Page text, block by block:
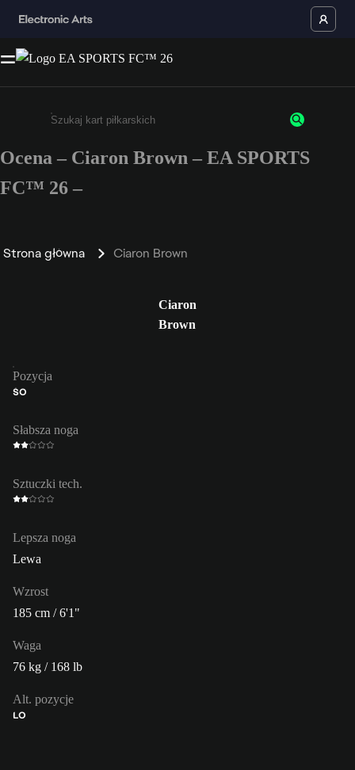
Wpisz co najmniej 3 znaki lub cyfry.
Ocena – Ciaron Brown – EA SPORTS
FC™ 26 –
Strona główna Ciaron Brown
Ciaron
Brown
Pozycja
ŚO
Słabsza noga
Sztuczki tech.
Lepsza noga
Lewa
Wzrost
185 cm / 6'1"
Waga
76 kg / 168 lb
Alt. pozycje
LO